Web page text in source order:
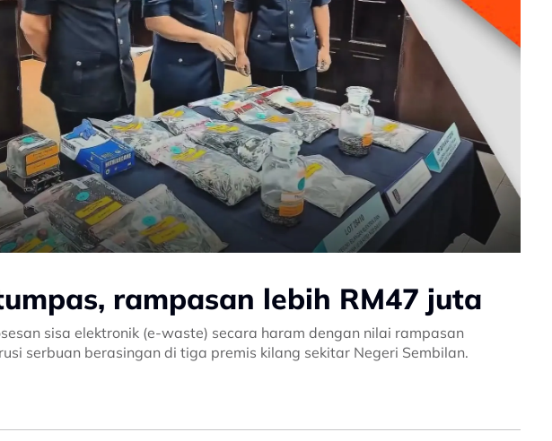
rampasan lebih RM47 juta
sisa elektronik (e-waste) secara haram dengan nilai rampasan
serbuan berasingan di tiga premis kilang sekitar Negeri Sembilan.